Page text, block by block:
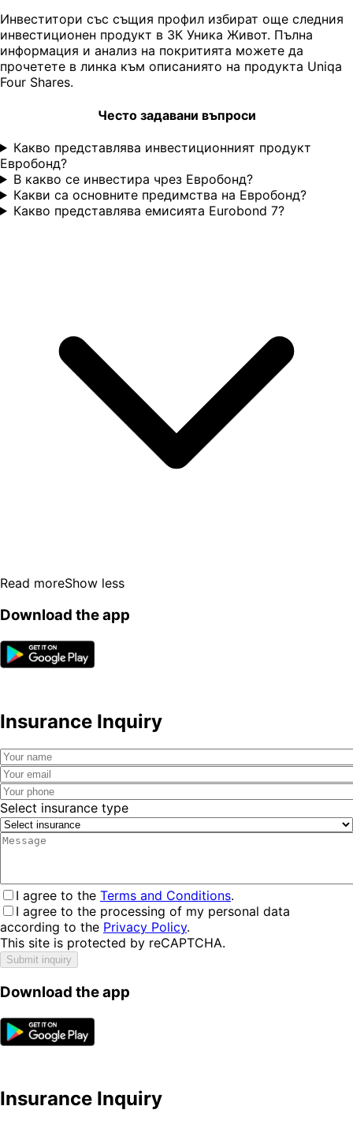
Инвеститори със същия профил избират още следния
инвестиционен продукт в ЗК Уника Живот. Пълна
информация и анализ на покритията можете да
прочетете в линка към описаниято на продукта Uniqa
Four Shares.
Често задавани въпроси
Какво представлява инвестиционният продукт
Евробонд?
В какво се инвестира чрез Евробонд?
Какви са основните предимства на Евробонд?
Какво представлява емисията Eurobond 7?
Read moreShow less
Download the app
Insurance Inquiry
Select insurance type
I agree to the Terms and Conditions.
I agree to the processing of my personal data
according to the Privacy Policy.
This site is protected by reCAPTCHA.
Submit inquiry
Download the app
Insurance Inquiry